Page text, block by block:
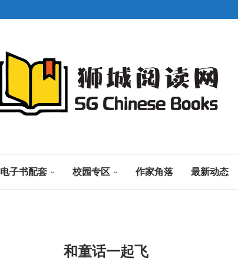
电子书配套 校园专区 作家角落 最新动态
和童话一起飞